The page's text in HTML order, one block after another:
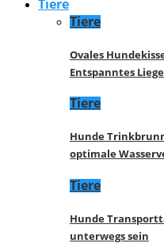
Tiere
Tiere
Ovales
Entspanntes
Tiere
Hunde
optimale
Tiere
Hunde
unterwegs sein